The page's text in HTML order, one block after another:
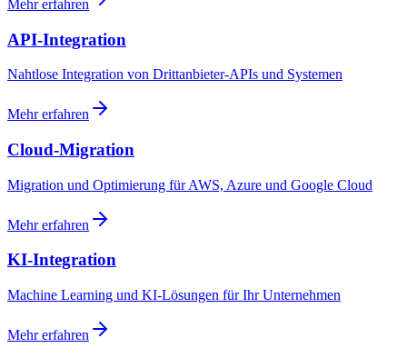
Mehr erfahren
API-Integration
Nahtlose Integration von Drittanbieter-APIs und Systemen
Mehr erfahren
Cloud-Migration
Migration und Optimierung für AWS, Azure und Google Cloud
Mehr erfahren
KI-Integration
Machine Learning und KI-Lösungen für Ihr Unternehmen
Mehr erfahren